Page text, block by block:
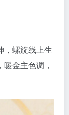
，螺旋线上生
金主色调，